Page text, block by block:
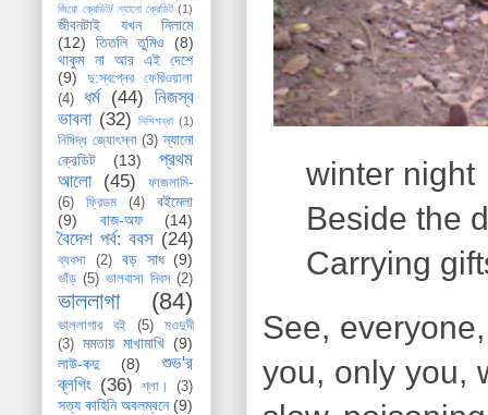
winter night
Beside the
Carrying
See,
you, only you,
জিরো ক্রেডিট/ ন্যানো ক্রেডিট (1)
জীবনটাই যখন নিলামে
(12)
তিতলি তুমিও
(8)
থাকুম না আর এই দেশে
(9)
দু:স্বপ্নের ফেরিওয়ালা
(4)
ধর্ম (44) নিজস্ব
ভাবনা (32) নিশিগন্ধা (1)
নিষিদ্ধ জ্যোৎস্না (3) ন্যানো
ক্রেডিট
(13)
প্রথম
আলো
(45)
ফাজলামি-
(6)
ফ্রিডম (4)
বইমেলা
(9)
বাজ-অফ (14)
বৈদেশ পর্ব: ববস (24)
ব্যবসা (2) বড় সাধ (9)
ভাঁড় (5) ভালবাসা দিবস (2)
ভাললাগা (84)
ভাললাগার বই (5)
মওদুদী
(3)
মমতায় মাখামাখি (9)
লাউ-কদু
(8)
শুভ'র
ব্লগিং (36) শ্লা। (3)
সত্য কাহিনি অবলম্বনে (9)